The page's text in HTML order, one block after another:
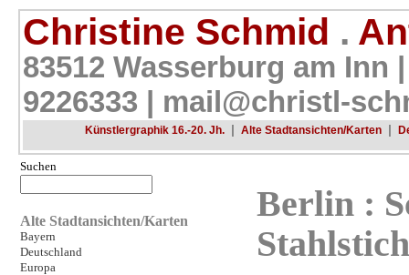
Christine Schmid .
83512 Wasserburg am Inn
9226333 | mail@christl-
Künstlergraphik 16.-20. Jh. | Alte Stadtansichten/Karten |
Suchen
Alte Stadtansichten/Karten
Bayern
Deutschland
Europa
Berlin :